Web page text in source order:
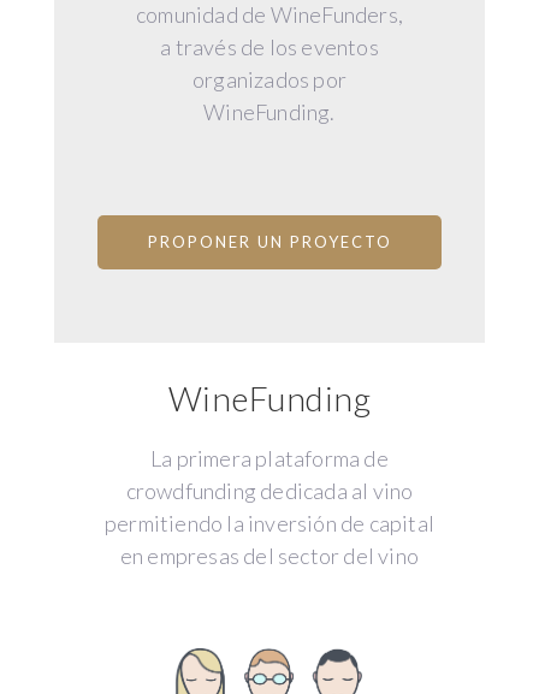
comunidad de WineFunders,
a través de los eventos
organizados por
WineFunding.
PROPONER UN PROYECTO
WineFunding
La primera plataforma de
crowdfunding dedicada al vino
permitiendo la inversión de capital
en empresas del sector del vino